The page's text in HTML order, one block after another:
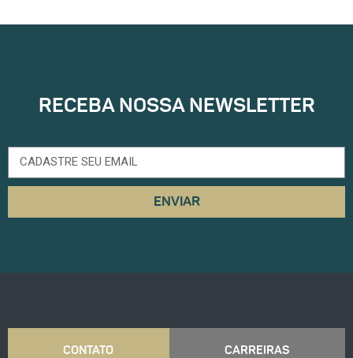
RECEBA NOSSA NEWSLETTER
ENVIAR
CONTATO CARREIRAS